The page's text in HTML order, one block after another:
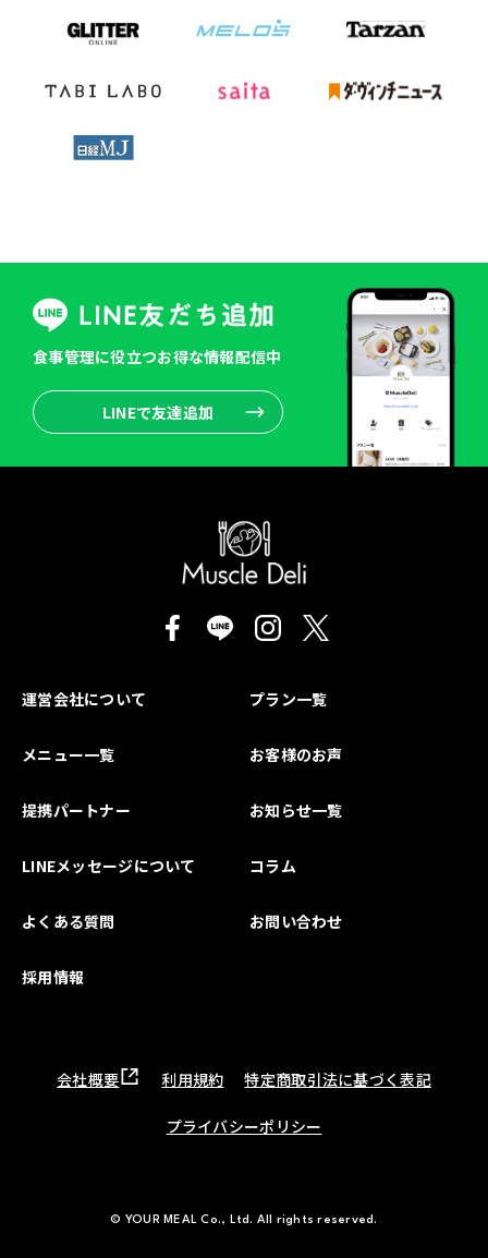
食事管理に役立つお得な情報配信中
LINEで友達追加
運営会社について プラン一覧
メニュー一覧 お客様のお声
提携パートナー お知らせ一覧
LINEメッセージについて コラム
よくある質問 お問い合わせ
採用情報
会社概要 利用規約 特定商取引法に基づく表記
プライバシーポリシー
© YOUR MEAL Co., Ltd. All rights reserved.